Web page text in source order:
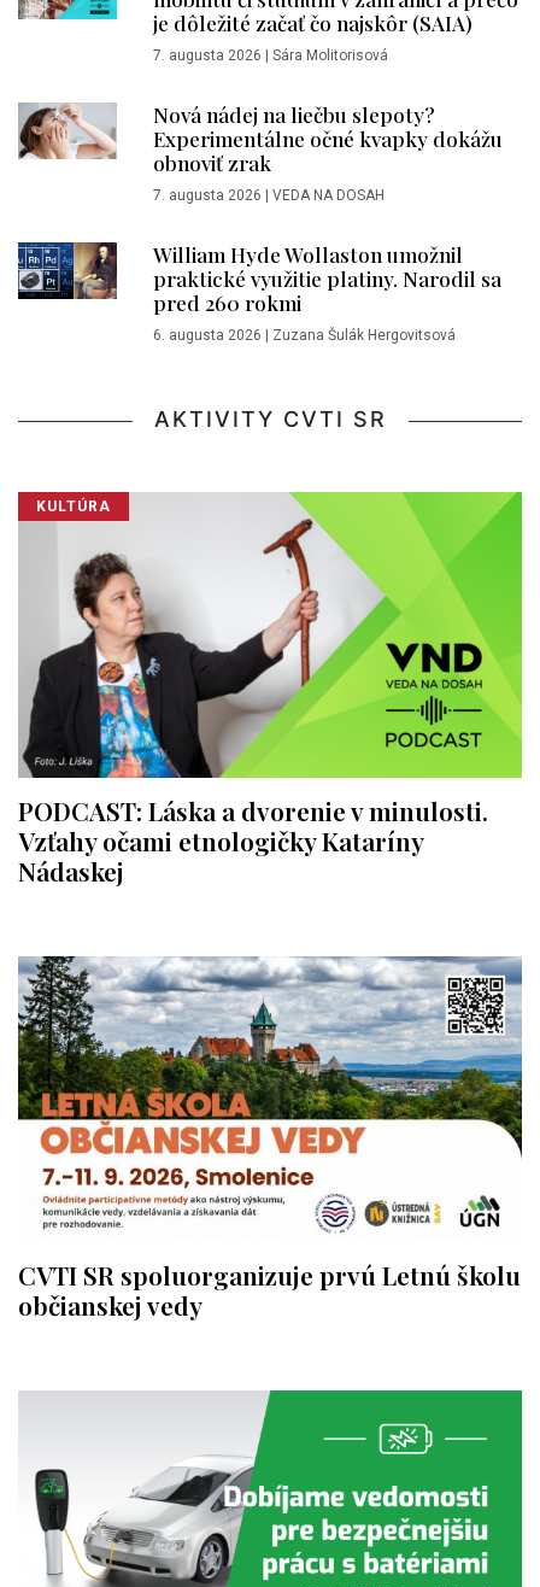
je dôležité začať čo najskôr (SAIA)
7. augusta 2026 Sára Molitorisová
Nová nádej na liečbu slepoty?
Experimentálne očné kvapky dokážu
obnoviť zrak
7. augusta 2026 VEDA NA DOSAH
William Hyde Wollaston umožnil
praktické využitie platiny. Narodil sa
pred 260 rokmi
6. augusta 2026 Zuzana Šulák Hergovitsová
AKTIVITY CVTI SR
KULTÚRA
PODCAST: Láska a dvorenie v minulosti.
Vzťahy očami etnologičky Kataríny
Nádaskej
CVTI SR spoluorganizuje prvú Letnú školu
občianskej vedy